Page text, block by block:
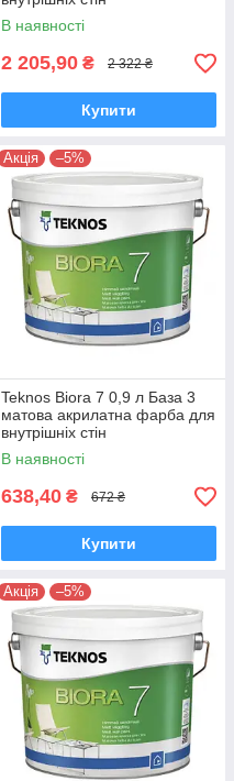
В наявності
2 205,90 ₴ 2 322 ₴
Купити
Акція –5%
Teknos Biora 7 0,9 л База 3
матова акрилатна фарба для
внутрішніх стін
В наявності
638,40 ₴ 672 ₴
Купити
Акція –5%